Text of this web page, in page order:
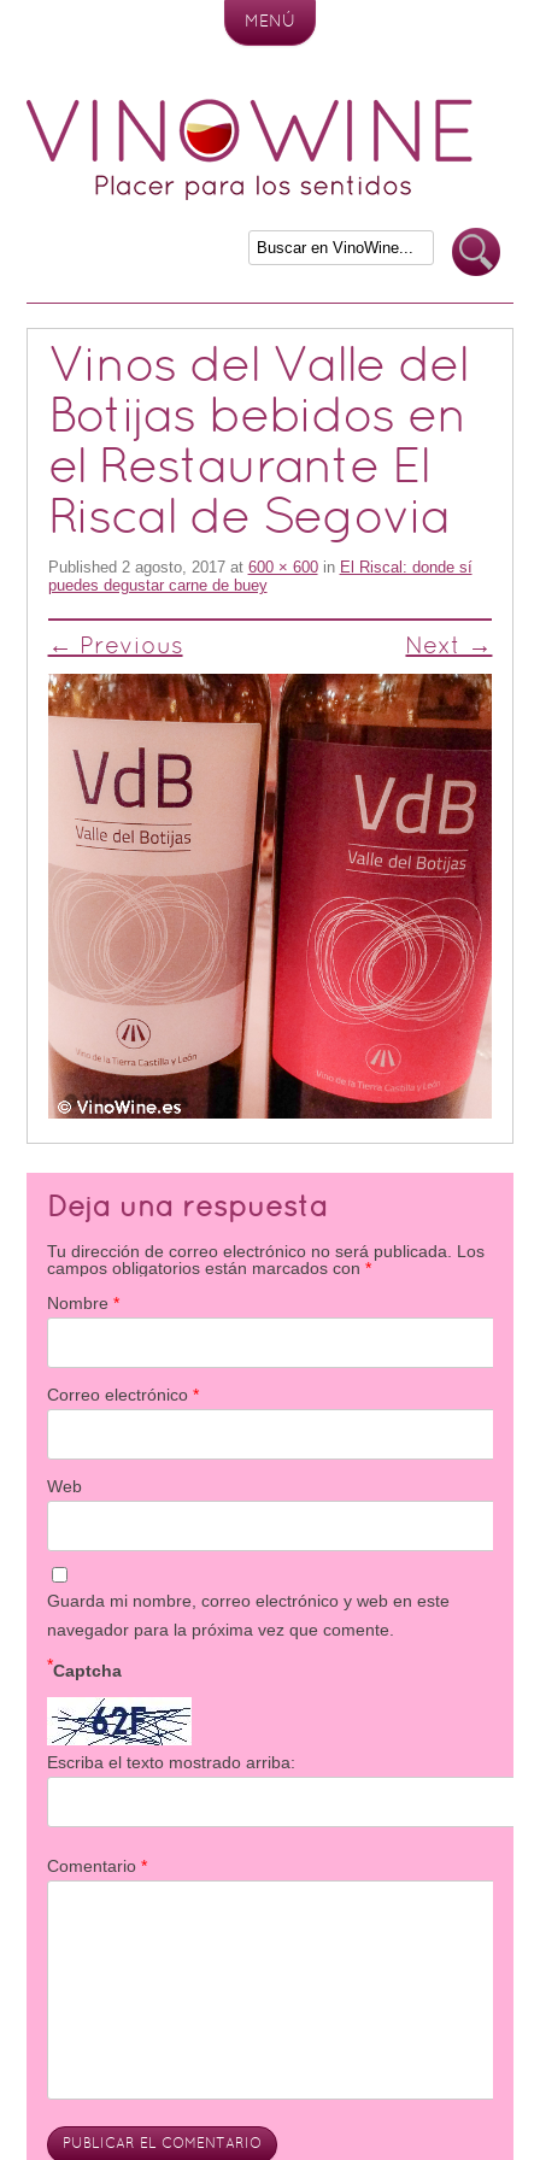
MENÚ
Vinos del Valle del
Botijas bebidos en
el Restaurante El
Riscal de Segovia
Published 2 agosto, 2017at 600 × 600in El Riscal: donde sí
puedes degustar carne de buey
← Previous Next →
Deja una respuesta
Tu dirección de correo electrónico no será publicada. Los
campos obligatorios están marcados con *
Nombre *
Correo electrónico *
Web
Guarda mi nombre, correo electrónico y web en este
navegador para la próxima vez que comente.
Captcha
*
Escriba el texto mostrado arriba:
Comentario *